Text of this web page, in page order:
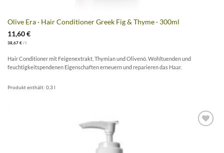
Olive Era · Hair Conditioner Greek Fig & Thyme · 300ml
11,60€
38,67 €/ l
Hair Conditioner mit Feigenextrakt, Thymian und Olivenö. Wohltuenden und
feuchtigkeitspendenen Eigenschaften erneuern und reparieren das Haar.
Produkt enthält: 0,3l